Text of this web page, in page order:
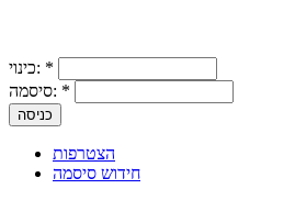
כינוי: *
סיסמה: *
הצטרפות
חידוש סיסמה